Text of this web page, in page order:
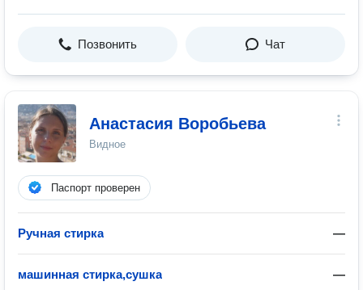
Позвонить Чат
Анастасия Воробьева
Видное
Паспорт проверен
Ручная стирка —
машинная стирка,сушка —